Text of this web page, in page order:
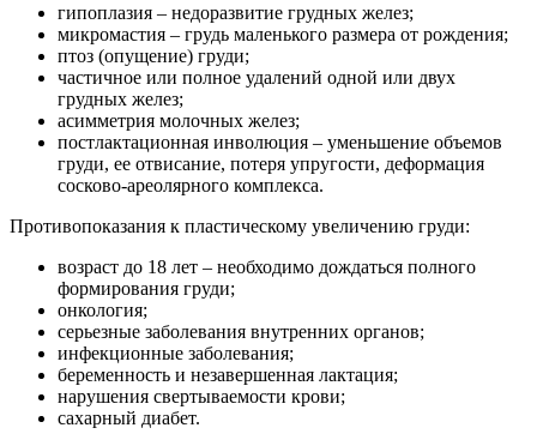
гипоплазия – недоразвитие грудных желез;
микромастия – грудь маленького размера от рождения;
птоз (опущение) груди;
частичное или полное удалений одной или двух
грудных желез;
асимметрия молочных желез;
постлактационная инволюция – уменьшение объемов
груди, ее отвисание, потеря упругости, деформация
сосково-ареолярного комплекса.
Противопоказания к пластическому увеличению груди:
возраст до 18 лет – необходимо дождаться полного
формирования груди;
онкология;
серьезные заболевания внутренних органов;
инфекционные заболевания;
беременность и незавершенная лактация;
нарушения свертываемости крови;
сахарный диабет.